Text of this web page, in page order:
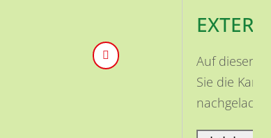
Auf dieser
Sie die
nachgeladen.